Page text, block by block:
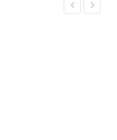
Previous
Next